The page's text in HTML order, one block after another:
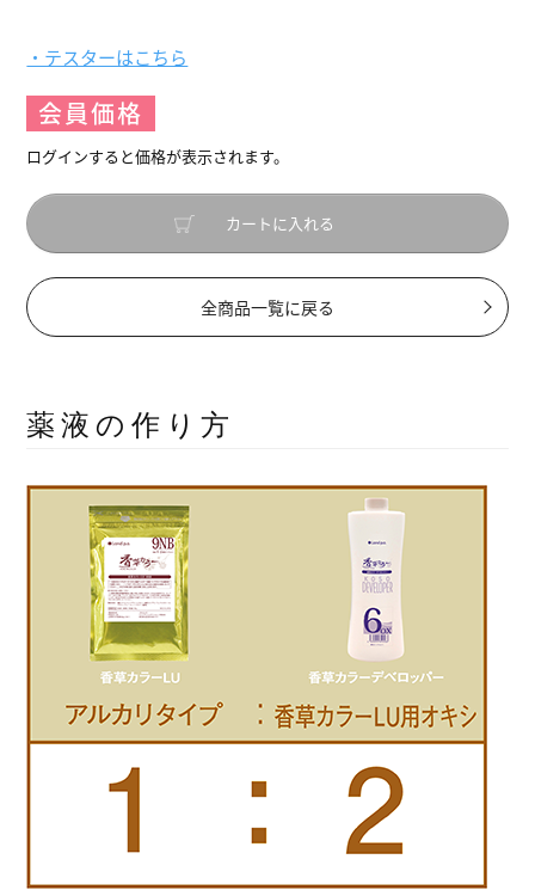
・テスターはこちら
会員価格
ログインすると価格が表示されます。
カートに入れる
全商品一覧に戻る
薬液の作り方